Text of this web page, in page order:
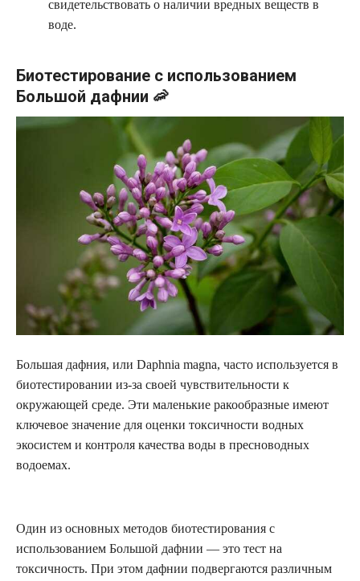
свидетельствовать о наличии вредных веществ в
воде.
Биотестирование с использованием
Большой дафнии 🦐
Большая дафния, или Daphnia magna, часто используется в
биотестировании из-за своей чувствительности к
окружающей среде. Эти маленькие ракообразные имеют
ключевое значение для оценки токсичности водных
экосистем и контроля качества воды в пресноводных
водоемах.
Один из основных методов биотестирования с
использованием Большой дафнии — это тест на
токсичность. При этом дафнии подвергаются различным